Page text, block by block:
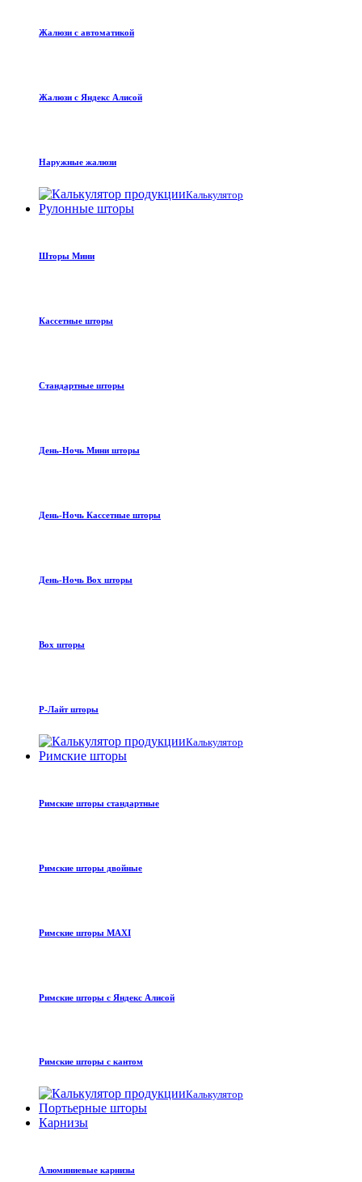
Жалюзи с автоматикой
Жалюзи с Яндекс Алисой
Наружные жалюзи
Калькулятор
Рулонные шторы
Шторы Мини
Кассетные шторы
Стандартные шторы
День-Ночь Мини шторы
День-Ночь Кассетные шторы
День-Ночь Box шторы
Box шторы
Р-Лайт шторы
Калькулятор
Римские шторы
Римские шторы стандартные
Римские шторы двойные
Римские шторы MAXI
Римские шторы с Яндекс Алисой
Римские шторы с кантом
Калькулятор
Портьерные шторы
Карнизы
Алюминиевые карнизы